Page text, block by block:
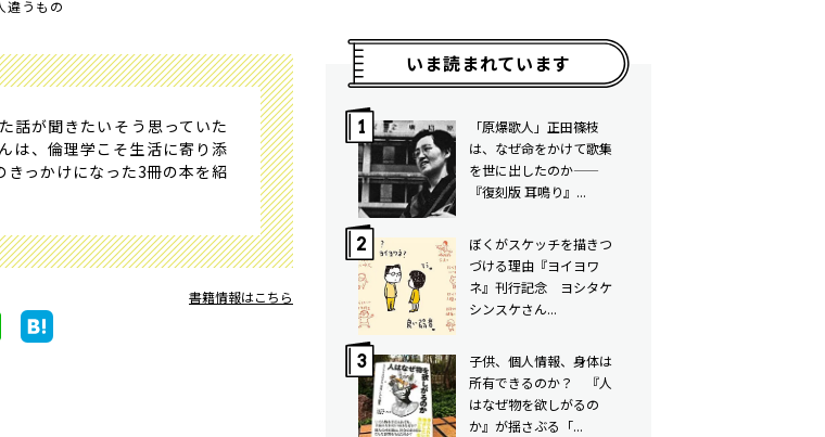
違うもの
が聞きたい――そう思っていた
は、倫理学こそ生活に寄り添
きっかけになった3冊の本を紹
書籍情報はこちら
いま読まれています
「原爆歌人」正田篠枝
は、なぜ命をかけて歌集
を世に出したのか——
『復刻版 耳鳴り』...
ぼくがスケッチを描きつ
づける理由――『ヨイヨワ
ネ』刊行記念 ヨシタケ
シンスケさん...
子供、個人情報、身体は
所有できるのか？ 『人
はなぜ物を欲しがるの
か』が揺さぶる「...